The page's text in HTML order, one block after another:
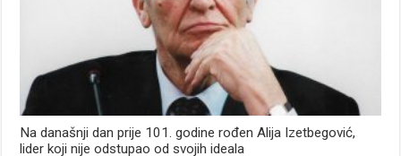
Na današnji dan prije 101. godine rođen Alija Izetbegović,
lider koji nije odstupao od svojih ideala